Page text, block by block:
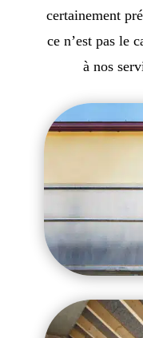
certainement
ce n’est pas le
à nos